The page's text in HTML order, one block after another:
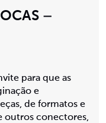
–
para que as
e
de formatos e
outros conectores,